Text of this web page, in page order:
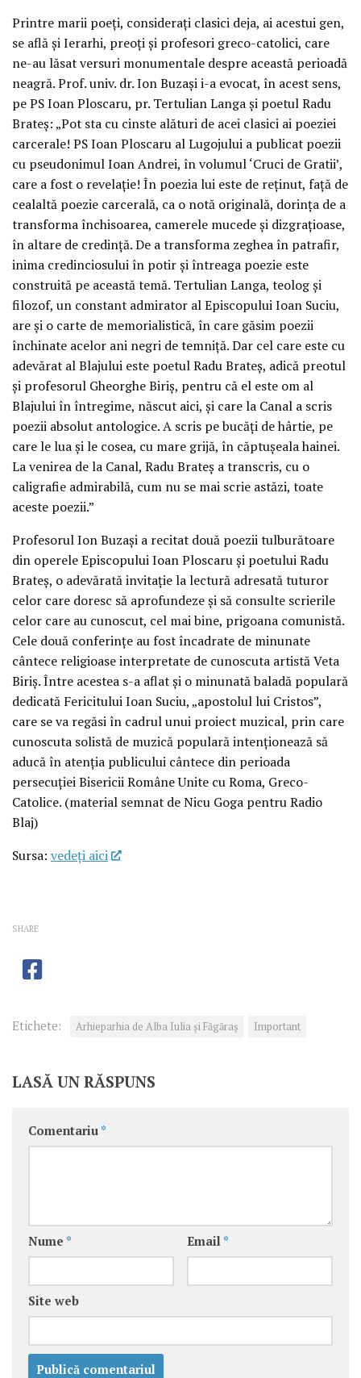
Printre marii poeți, considerați clasici deja, ai acestui gen,
se află și Ierarhi, preoți și profesori greco-catolici, care
ne-au lăsat versuri monumentale despre această perioadă
neagră. Prof. univ. dr. Ion Buzași i-a evocat, în acest sens,
pe PS Ioan Ploscaru, pr. Tertulian Langa și poetul Radu
Brateș: „Pot sta cu cinste alături de acei clasici ai poeziei
carcerale! PS Ioan Ploscaru al Lugojului a publicat poezii
cu pseudonimul Ioan Andrei, în volumul ‘Cruci de Gratii’,
care a fost o revelație! În poezia lui este de reținut, față de
cealaltă poezie carcerală, ca o notă originală, dorința de a
transforma închisoarea, camerele mucede și dizgrațioase,
în altare de credință. De a transforma zeghea în patrafir,
inima credinciosului în potir și întreaga poezie este
construită pe această temă. Tertulian Langa, teolog și
filozof, un constant admirator al Episcopului Ioan Suciu,
are și o carte de memorialistică, în care găsim poezii
închinate acelor ani negri de temniță. Dar cel care este cu
adevărat al Blajului este poetul Radu Brateș, adică preotul
și profesorul Gheorghe Biriș, pentru că el este om al
Blajului în întregime, născut aici, și care la Canal a scris
poezii absolut antologice. A scris pe bucăți de hârtie, pe
care le lua și le cosea, cu mare grijă, în căptușeala hainei.
La venirea de la Canal, Radu Brateș a transcris, cu o
caligrafie admirabilă, cum nu se mai scrie astăzi, toate
aceste poezii.”
Profesorul Ion Buzași a recitat două poezii tulburătoare
din operele Episcopului Ioan Ploscaru și poetului Radu
Brateș, o adevărată invitație la lectură adresată tuturor
celor care doresc să aprofundeze și să consulte scrierile
celor care au cunoscut, cel mai bine, prigoana comunistă.
Cele două conferințe au fost încadrate de minunate
cântece religioase interpretate de cunoscuta artistă Veta
Biriș. Între acestea s-a aflat și o minunată baladă populară
dedicată Fericitului Ioan Suciu, „apostolul lui Cristos”,
care se va regăsi în cadrul unui proiect muzical, prin care
cunoscuta solistă de muzică populară intenționează să
aducă în atenția publicului cântece din perioada
persecuției Bisericii Române Unite cu Roma, Greco-
Catolice. (material semnat de Nicu Goga pentru Radio
Blaj)
Sursa: vedeţi aici
SHARE
Etichete: Arhieparhia de Alba Iulia și Făgăraș Important
LASĂ UN RĂSPUNS
Comentariu *
Nume * Email *
Site web